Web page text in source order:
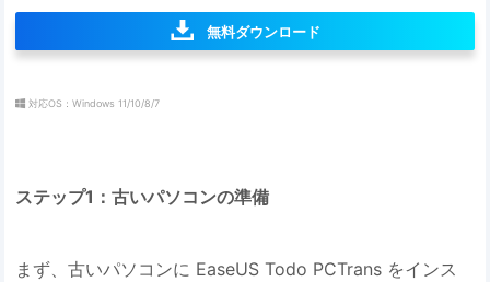
無料ダウンロード
対応OS：Windows 11/10/8/7
ステップ1：古いパソコンの準備
まず、古いパソコンに EaseUS Todo PCTrans をインス